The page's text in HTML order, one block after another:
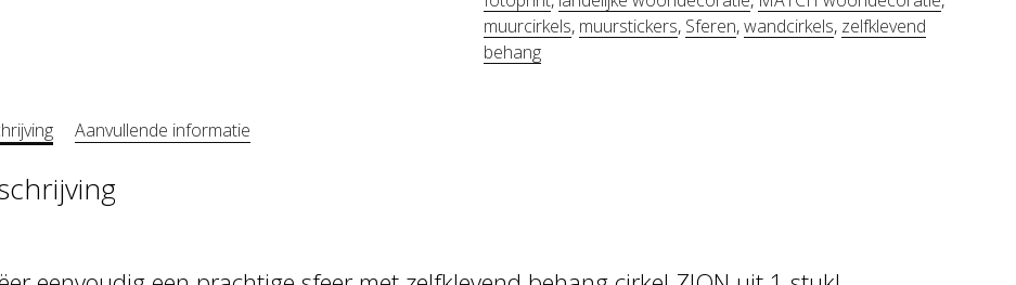
muurcirkels, muurstickers, Sferen,wandcirkels, zelfklevend
behang
Aanvullende informatie